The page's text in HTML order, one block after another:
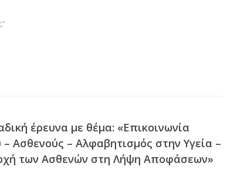
έρευνα με θέμα: «Επικοινωνία
– Ασθενούς – Αλφαβητισμός στην Υγεία –
των Ασθενών στη Λήψη Αποφάσεων»